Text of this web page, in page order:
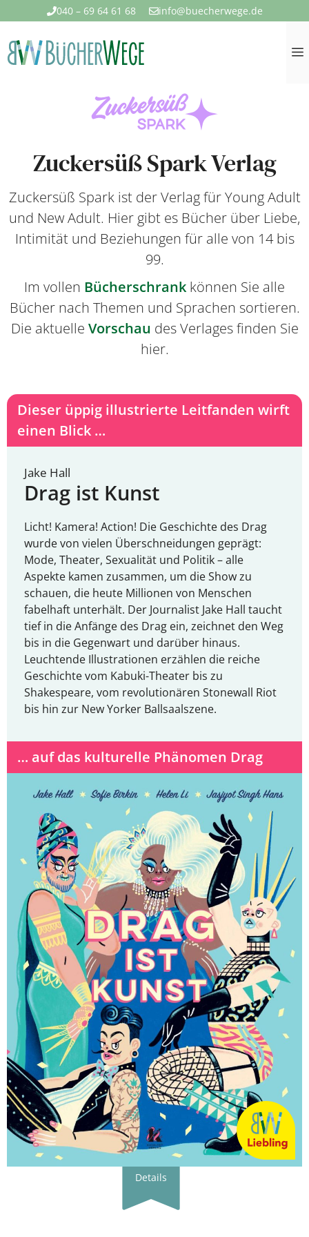
Inhalt
springen
040 – 69 64 61 68 info@buecherwege.de
Zuckersüß Spark Verlag
Zuckersüß Spark ist der Verlag für Young Adult
und New Adult. Hier gibt es Bücher über Liebe,
Intimität und Beziehungen für alle von 14 bis
99.
Im vollen Bücherschrankkönnen Sie alle
Bücher nach Themen und Sprachen sortieren.
Die aktuelle Vorschau des Verlages finden Sie
hier.
Dieser üppig illustrierte Leitfanden wirft
einen Blick …
Details
Jake Hall
Drag ist Kunst
Licht! Kamera! Action! Die Geschichte des Drag
wurde von vielen Überschneidungen geprägt:
Mode, Theater, Sexualität und Politik – alle
Aspekte kamen zusammen, um die Show zu
schauen, die heute Millionen von Menschen
fabelhaft unterhält. Der Journalist Jake Hall taucht
tief in die Anfänge des Drag ein, zeichnet den Weg
bis in die Gegenwart und darüber hinaus.
Leuchtende Illustrationen erzählen die reiche
Geschichte vom Kabuki-Theater bis zu
Shakespeare, vom revolutionären Stonewall Riot
bis hin zur New Yorker Ballsaalszene.
… auf das kulturelle Phänomen Drag